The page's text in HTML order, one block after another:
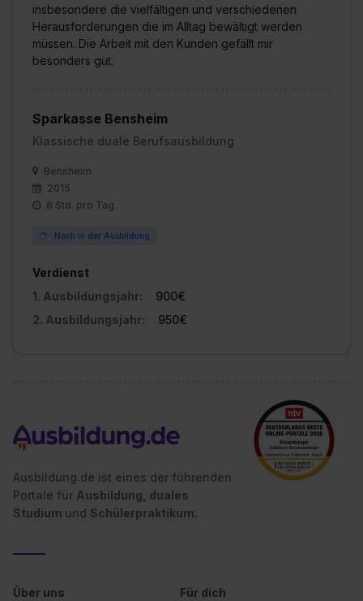
insbesondere die vielfältigen und verschiedenen
Herausforderungen die im Alltag bewältigt werden
müssen. Die Arbeit mit den Kunden gefällt mir
besonders gut.
Sparkasse Bensheim
Klassische duale Berufsausbildung
Bensheim
2015
8 Std. pro Tag
Noch in der Ausbildung
Verdienst
1. Ausbildungsjahr:
900€
2. Ausbildungsjahr:
950€
Ausbildung.de ist eines der führenden
Portale für Ausbildung, duales
Studium und Schülerpraktikum.
Über uns Für dich